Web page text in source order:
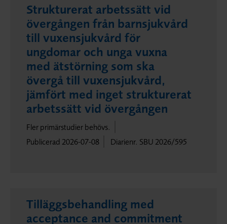
Strukturerat arbetssätt vid
övergången från barnsjukvård
till vuxensjukvård för
ungdomar och unga vuxna
med ätstörning som ska
övergå till vuxensjukvård,
jämfört med inget strukturerat
arbetssätt vid övergången
Fler primärstudier behövs.
Publicerad 2026-07-08
Diarienr. SBU 2026/595
Tilläggsbehandling med
acceptance and commitment